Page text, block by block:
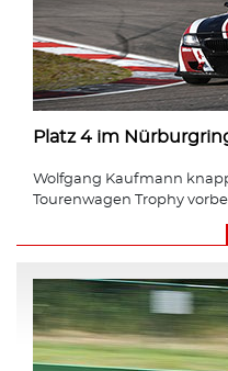
Platz 4 im
Wolfgang Kaufmann
Tourenwagen Trophy